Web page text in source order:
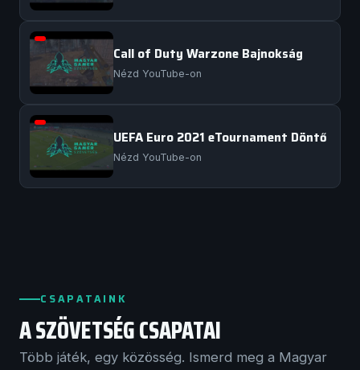
Call of Duty Warzone Bajnokság
Nézd YouTube-on
UEFA Euro 2021 eTournament Döntő
Nézd YouTube-on
CSAPATAINK
A SZÖVETSÉG CSAPATAI
Több játék, egy közösség. Ismerd meg a Magyar